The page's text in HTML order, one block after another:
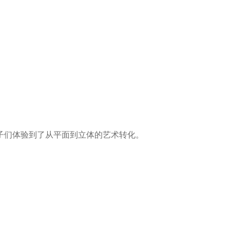
体验到了从平面到立体的艺术转化。